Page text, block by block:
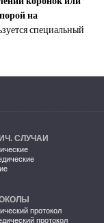
на
специальный
СЛУЧАИ
протокол
протокол